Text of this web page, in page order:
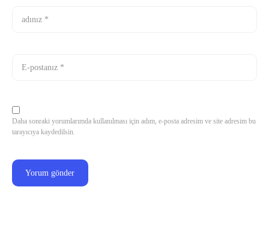
Daha sonraki yorumlarımda kullanılması için adım, e-posta adresim ve site adresim bu
tarayıcıya kaydedilsin.